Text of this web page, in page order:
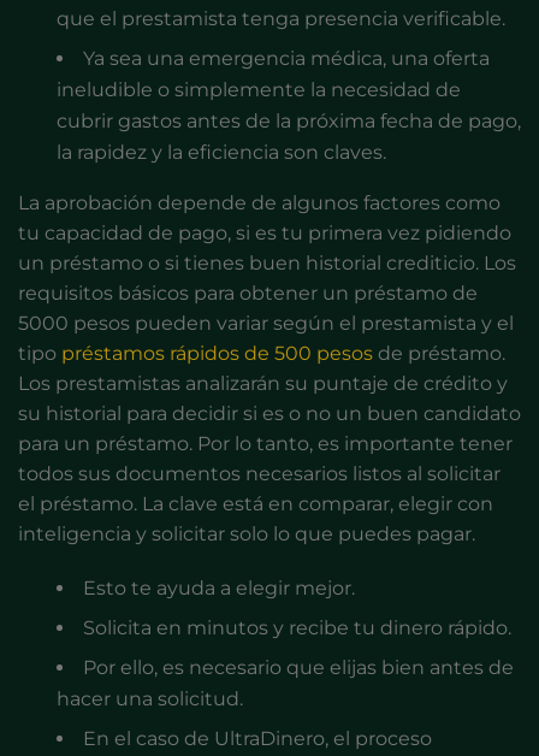
que el prestamista tenga presencia verificable.
Ya sea una emergencia médica, una oferta
ineludible o simplemente la necesidad de
cubrir gastos antes de la próxima fecha de pago,
la rapidez y la eficiencia son claves.
La aprobación depende de algunos factores como
tu capacidad de pago, si es tu primera vez pidiendo
un préstamo o si tienes buen historial crediticio. Los
requisitos básicos para obtener un préstamo de
5000 pesos pueden variar según el prestamista y el
tipo préstamos rápidos de 500 pesos de préstamo.
Los prestamistas analizarán su puntaje de crédito y
su historial para decidir si es o no un buen candidato
para un préstamo. Por lo tanto, es importante tener
todos sus documentos necesarios listos al solicitar
el préstamo. La clave está en comparar, elegir con
inteligencia y solicitar solo lo que puedes pagar.
Esto te ayuda a elegir mejor.
Solicita en minutos y recibe tu dinero rápido.
Por ello, es necesario que elijas bien antes de
hacer una solicitud.
En el caso de UltraDinero, el proceso